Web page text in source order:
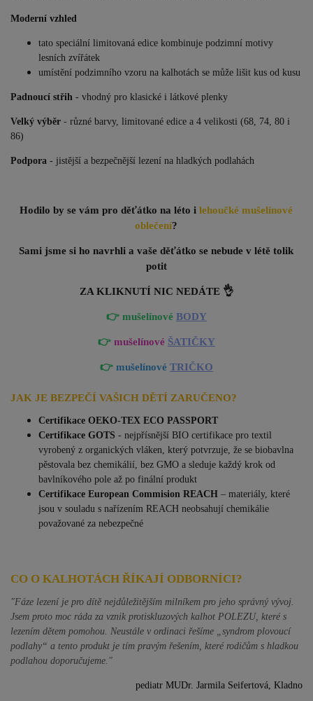
Moderní vzhled
tato speciální limitovaná edice kombinuje podzimní motivy
lesních zvířátek
umístění podzimního vzoru na kalhotách se může lišit kus od kusu
Padnoucí střih - vhodný pro klasické i látkové plenky
Velký výběr - různé barvy, limitované edice a 4 velikosti (68, 74, 80 i
86)
Podpora - jistější a bezpečnější lezení na hladkých podlahách
Hodilo by se vám pro děťátko na léto ilehoučké mušelínové
oblečení?
Sami jsme si ho navrhli a vaše děťátko se nebude v létě tolik
potit
ZA KLIKNUTÍ NIC NEDÁTE 👌
👉 mušelínové BODY
👉 mušelínové ŠATIČKY
👉 mušelínové TRIČKO
JAK JE BEZPEČÍ VAŠICH DĚTÍ ZARUČENO?
Certifikace OEKO-TEX ECO PASSPORT
Certifikace GOTS - nejpřísnější BIO certifikace pro textil
vyrobený z organických vláken, který potvrzuje, že se biobavlna
pěstovala bez chemikálií, bez GMO a sleduje každý krok od
bavlníkového pole až po finální produkt
Certifikace European Commision REACH – materiály, které
jsou v souladu s nařízením REACH neobsahují chemikálie
považované za nebezpečné
CO O KALHOTÁCH ŘÍKAJÍ ODBORNÍCI?
"Fáze lezení je pro dítě nejdůležitějším milníkem pro jeho správný vývoj.
Jsem proto moc ráda za vznik protiskluzových kalhot POLEZU, které s
lezením dětem pomohou. Neustále v ordinaci řešíme „syndrom plovoucí
podlahy“ a tento produkt je tím pravým řešením, které rodičům s hladkou
podlahou doporučujeme."
pediatr MUDr. Jarmila Seifertová, Kladno